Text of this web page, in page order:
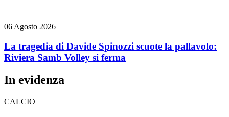
06 Agosto 2026
La tragedia di Davide Spinozzi scuote la pallavolo:
Riviera Samb Volley si ferma
In evidenza
CALCIO